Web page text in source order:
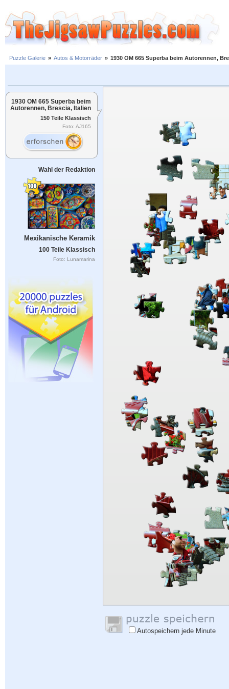
Puzzle Galerie » Autos & Motorräder » 1930 OM 665 Superba beim Autorennen,
1930 OM 665 Superba beim
Autorennen, Brescia, Italien
150 Teile Klassisch
Foto: AJ165
Wahl der Redaktion
Mexikanische Keramik
100 Teile Klassisch
Foto: Lunamarina
Autospeichern jede Minute